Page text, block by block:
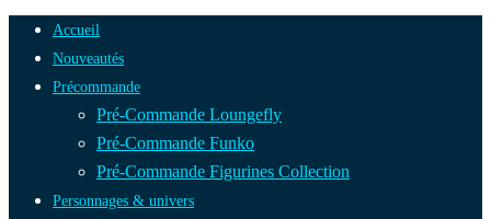
Accueil
Nouveautés
Précommande
Pré-Commande Loungefly
Pré-Commande Funko
Pré-Commande Figurines Collection
Personnages & univers